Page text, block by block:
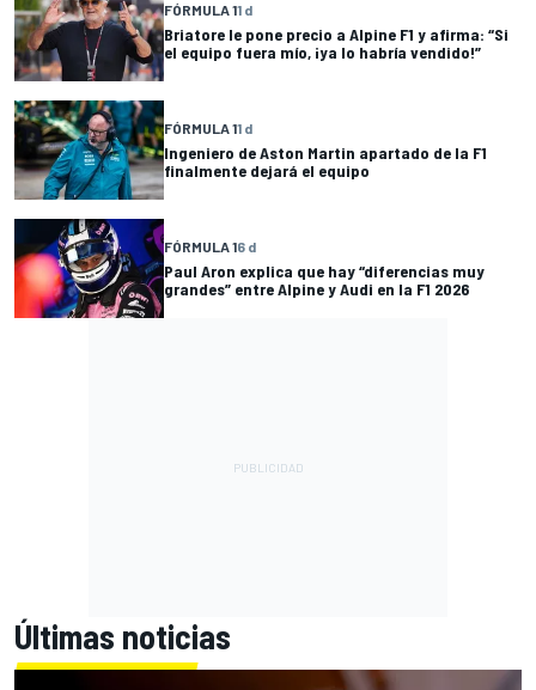
FÓRMULA 11 d
Briatore le pone precio a Alpine F1 y afirma: “Si
el equipo fuera mío, ¡ya lo habría vendido!”
FÓRMULA 11 d
Ingeniero de Aston Martin apartado de la F1
finalmente dejará el equipo
FÓRMULA 16 d
Paul Aron explica que hay “diferencias muy
grandes” entre Alpine y Audi en la F1 2026
Últimas noticias